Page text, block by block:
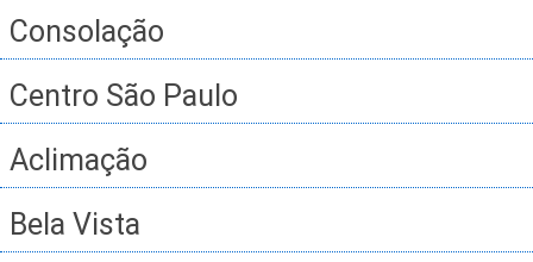
Consolação
Centro São Paulo
Aclimação
Bela Vista